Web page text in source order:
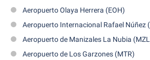
Aeropuerto Olaya Herrera (EOH)
Aeropuerto Internacional Rafael Núñez
Aeropuerto de Manizales La Nubia
Aeropuerto de Los Garzones (MTR)